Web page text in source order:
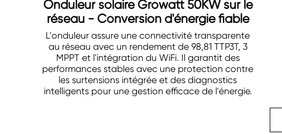
Onduleur solaire Growatt 50KW sur le
réseau - Conversion d'énergie fiable
L'onduleur assure une connectivité transparente
au réseau avec un rendement de 98,81 TTP3T, 3
MPPT et l'intégration du WiFi. Il garantit des
performances stables avec une protection contre
les surtensions intégrée et des diagnostics
intelligents pour une gestion efficace de l'énergie.